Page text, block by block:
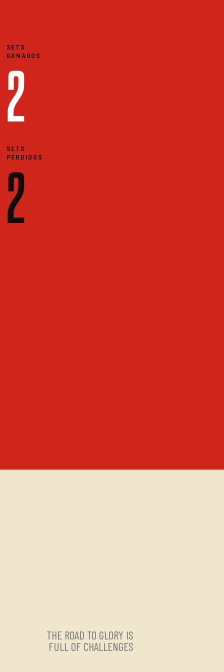
SETS
GANADOS
2
SETS
PERDIDOS
2
THE ROAD TO GLORY IS
FULL OF CHALLENGES